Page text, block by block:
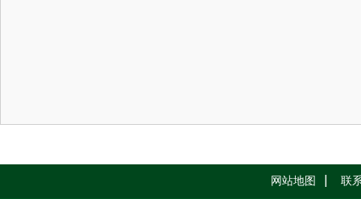
网站地图 联